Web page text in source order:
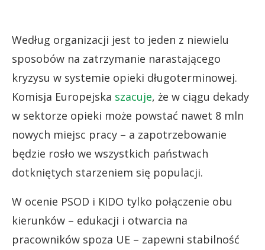
Według organizacji jest to jeden z niewielu
sposobów na zatrzymanie narastającego
kryzysu w systemie opieki długoterminowej.
Komisja Europejska szacuje, że w ciągu dekady
w sektorze opieki może powstać nawet 8 mln
nowych miejsc pracy – a zapotrzebowanie
będzie rosło we wszystkich państwach
dotkniętych starzeniem się populacji.
W ocenie PSOD i KIDO tylko połączenie obu
kierunków – edukacji i otwarcia na
pracowników spoza UE – zapewni stabilność